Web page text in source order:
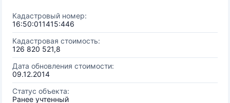
Кадастровый номер:
16:50:011415:446
Кадастровая стоимость:
126 820 521,8
Дата обновления стоимости:
09.12.2014
Статус объекта:
Ранее учтенный